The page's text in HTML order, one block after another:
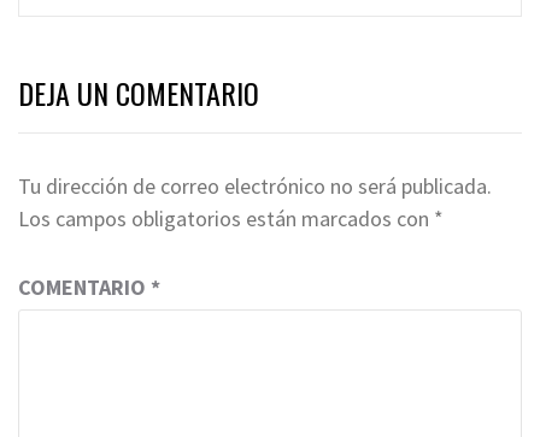
DEJA UN COMENTARIO
Tu dirección de correo electrónico no será publicada.
Los campos obligatorios están marcados con *
COMENTARIO *